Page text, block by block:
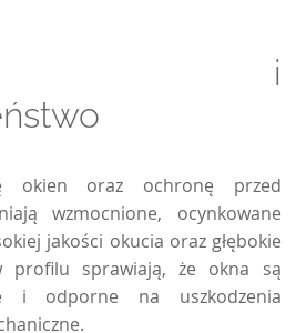
i
okien oraz ochronę przed
wzmocnione, ocynkowane
jakości okucia oraz głębokie
profilu sprawiają, że okna są
i odporne na uszkodzenia